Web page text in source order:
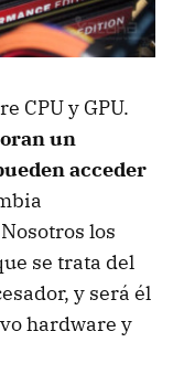
CPU y GPU.
un
acceder
los
se trata del
y será él
hardware y